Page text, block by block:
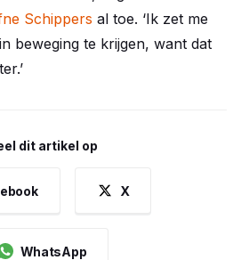
Schippers al toe. ‘Ik zet me
beweging te krijgen, want dat
dit artikel op
X
WhatsApp